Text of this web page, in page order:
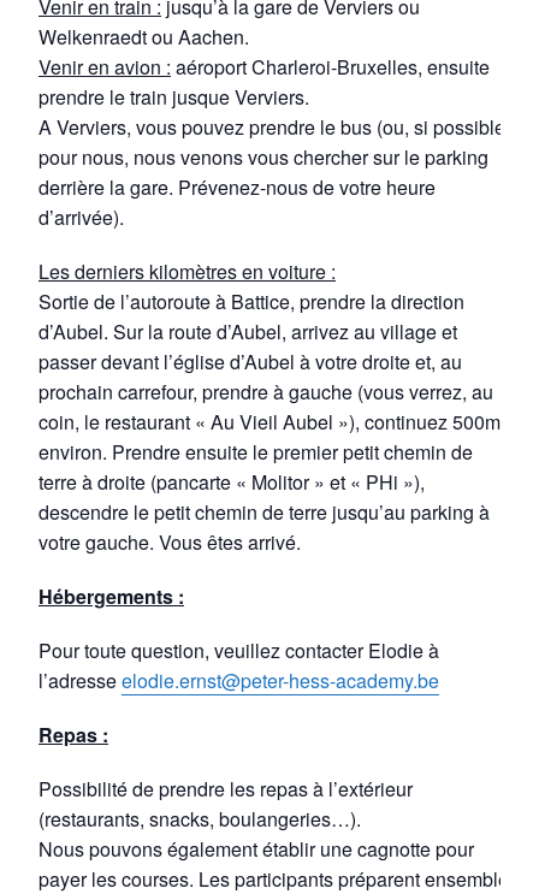
Venir en train : jusqu’à la gare de Verviers ou
Welkenraedt ou Aachen.
Venir en avion : aéroport Charleroi-Bruxelles, ensuite
prendre le train jusque Verviers.
A Verviers, vous pouvez prendre le bus (ou, si possible
pour nous, nous venons vous chercher sur le parking
derrière la gare. Prévenez-nous de votre heure
d’arrivée).
Les derniers kilomètres en voiture :
Sortie de l’autoroute à Battice, prendre la direction
d’Aubel. Sur la route d’Aubel, arrivez au village et
passer devant l’église d’Aubel à votre droite et, au
prochain carrefour, prendre à gauche (vous verrez, au
coin, le restaurant « Au Vieil Aubel »), continuez 500m
environ. Prendre ensuite le premier petit chemin de
terre à droite (pancarte « Molitor » et « PHi »),
descendre le petit chemin de terre jusqu’au parking à
votre gauche. Vous êtes arrivé.
Hébergements :
Pour toute question, veuillez contacter Elodie à
l’adresseelodie.ernst@peter-hess-academy.be
Repas :
Possibilité de prendre les repas à l’extérieur
(restaurants, snacks, boulangeries…).
Nous pouvons également établir une cagnotte pour
payer les courses. Les participants préparent ensemble